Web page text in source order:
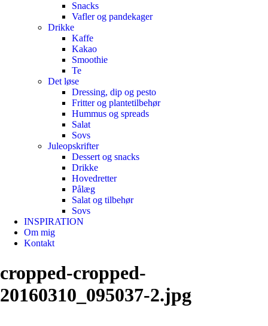
Snacks
Vafler og pandekager
Drikke
Kaffe
Kakao
Smoothie
Te
Det løse
Dressing, dip og pesto
Fritter og plantetilbehør
Hummus og spreads
Salat
Sovs
Juleopskrifter
Dessert og snacks
Drikke
Hovedretter
Pålæg
Salat og tilbehør
Sovs
INSPIRATION
Om mig
Kontakt
cropped-cropped-
20160310_095037-2.jpg